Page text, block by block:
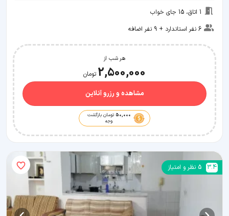
1 اتاق، 15 جای خواب
6 نفر استاندارد + 9 نفر اضافه
هر شب از
2,500,000 تومان
مشاهده و رزرو آنلاین
50,000 تومان بازگشت
وجه
3.4
5 نظر و امتیاز